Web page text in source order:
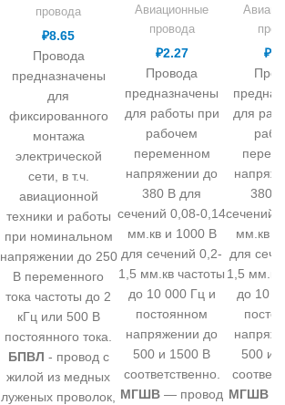
провода
₽8.65
Провода
предназначены
для
фиксированного
монтажа
электрической
сети, в т.ч.
авиационной
техники и работы
при номинальном
напряжении до 250
В переменного
тока частоты до 2
кГц или 500 В
постоянного тока.
БПВЛ - провод с
жилой из медных
луженых проволок,
Авиационные
провода
₽2.27
Провода
предназначены
для работы при
рабочем
переменном
напряжении до
380 В для
сечений 0,08-0,14
мм.кв и 1000 В
для сечений 0,2-
1,5 мм.кв частоты
до 10 000 Гц и
постоянном
напряжении до
500 и 1500 В
соответственно.
МГШВ — провод
₽
для
380
сечений
мм.кв и
для
1,5 мм.кв
до 10
500 и
МГШВ